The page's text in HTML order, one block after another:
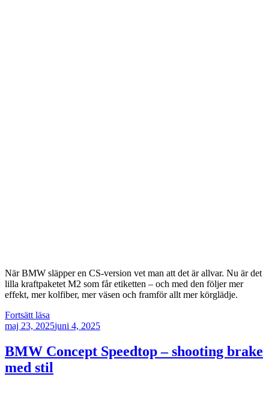
När BMW släpper en CS-version vet man att det är allvar. Nu är det
lilla kraftpaketet M2 som får etiketten – och med den följer mer
effekt, mer kolfiber, mer väsen och framför allt mer körglädje.
Fortsätt läsa
M2
–
tvådörrars
Publicerat
maj 23, 2025juni 4, 2025
BMW Concept Speedtop – shooting brake
med stil